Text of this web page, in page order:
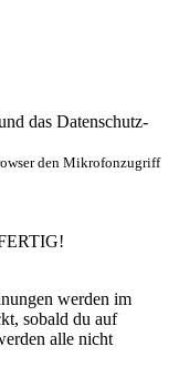
das Datenschutz-
den Mikrofonzugriff
werden im
sobald du auf
alle nicht